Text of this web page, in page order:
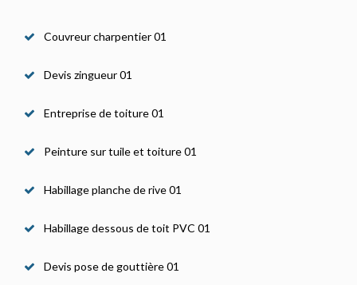
Couvreur charpentier 01
Devis zingueur 01
Entreprise de toiture 01
Peinture sur tuile et toiture 01
Habillage planche de rive 01
Habillage dessous de toit PVC 01
Devis pose de gouttière 01